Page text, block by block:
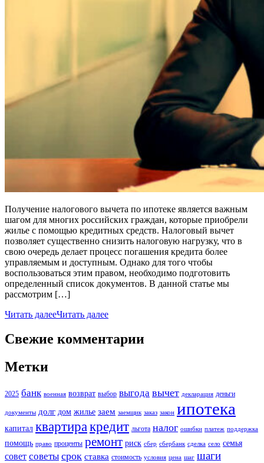
Получение налогового вычета по ипотеке является важным
шагом для многих российских граждан, которые приобрели
жилье с помощью кредитных средств. Налоговый вычет
позволяет существенно снизить налоговую нагрузку, что в
свою очередь делает процесс погашения кредита более
управляемым и доступным. Однако для того чтобы
воспользоваться этим правом, необходимо подготовить
определенный список документов. В данной статье мы
рассмотрим […]
Читать далееЧитать далее
Свежие комментарии
Метки
2025 банк военная возврат выбор выгода вычет декларация деньги
документы долг дом жилье заем заемщик заказ закон ипотека
капитал квартиракредит льгота налог ошибки платеж поддержка
помощь право проценты ремонт риск сбер сбербанк сделка село семья
совет советы срок ставка стоимость условия цена шаг шаги